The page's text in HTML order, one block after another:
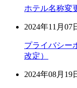
ホテル名称変
2024年11月07
プライバシー
改定）
2024年08月19